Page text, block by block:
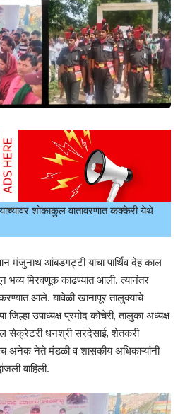
शोकाकुल वातावरणात कक्केरी येथे
मंजुनाथ आंबडगट्टी यांचा पार्थिव देह काल
भव्य मिरवणूक काढण्यात आली. त्यानंतर
आले. यावेळी खानापूर तालुक्याचे
उपाध्यक्ष प्रमोद कोचेरी, तालुका अध्यक्ष
सेक्रेटरी धनश्री सरदेसाई, शेतकरी
अनेक नेते मंडळी व शासकीय अधिकाऱ्यांनी
वाहिली.